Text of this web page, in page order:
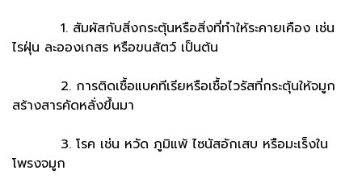
1. สัมผัสกับสิ่งกระตุ้นหรือสิ่งที่ทำให้ระคายเคือง เช่น
ไรฝุ่น ละอองเกสร หรือขนสัตว์ เป็นต้น
2. การติดเชื้อแบคทีเรียหรือเชื้อไวรัสที่กระตุ้นให้จมูก
สร้างสารคัดหลั่งขึ้นมา
3. โรค เช่น หวัด ภูมิแพ้ ไซนัสอักเสบ หรือมะเร็งใน
โพรงจมูก